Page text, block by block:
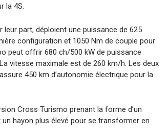
la 4S.
part, déploient une puissance de 625
configuration et 1050 Nm de couple pour
peut offrir 680 ch/500 kW de puissance
vitesse maximale est de 260 km/h. Les deux
450 km d’autonomie électrique pour la
Cross Turismo prenant la forme d’un
hayon plus élevé pour se transformer en